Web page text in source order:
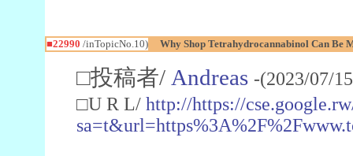
■22990 /inTopicNo.10) Why Shop Tetrahydrocannabinol Can Be
□投稿者/ Andreas -(2023/07/
□U R L/ http://https://